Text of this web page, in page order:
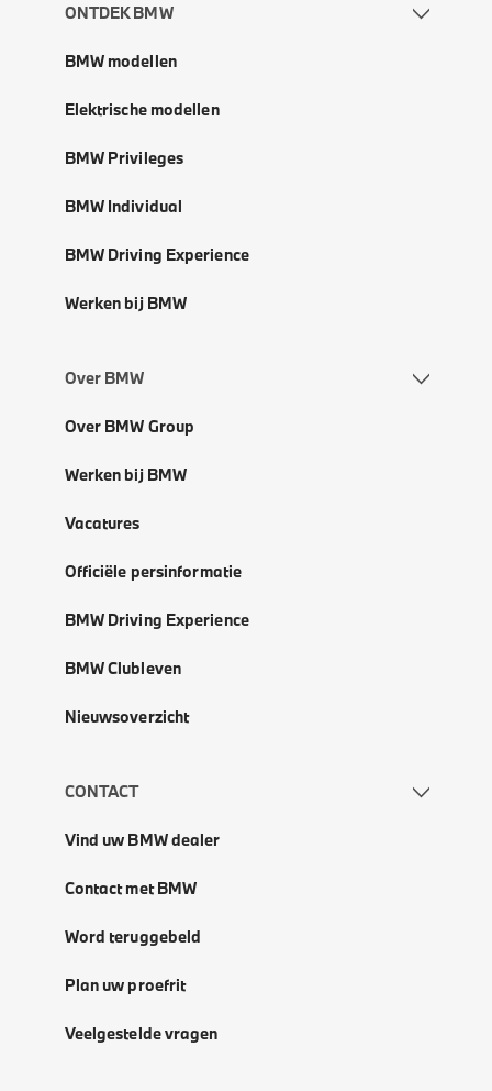
ONTDEK BMW
BMW modellen
Elektrische modellen
BMW Privileges
BMW Individual
BMW Driving Experience
Werken bij BMW
Over BMW
Over BMW Group
Werken bij BMW
Vacatures
Officiële persinformatie
BMW Driving Experience
BMW Clubleven
Nieuwsoverzicht
CONTACT
Vind uw BMW dealer
Contact met BMW
Word teruggebeld
Plan uw proefrit
Veelgestelde vragen